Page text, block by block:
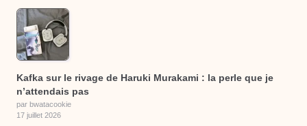
Kafka sur le rivage de Haruki Murakami : la perle que je
n’attendais pas
par bwatacookie
17 juillet 2026